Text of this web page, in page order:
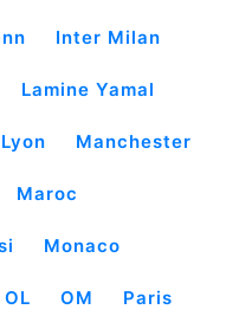
Inter Milan
Lamine Yamal
Lyon Manchester
Maroc
Monaco
OL OM Paris